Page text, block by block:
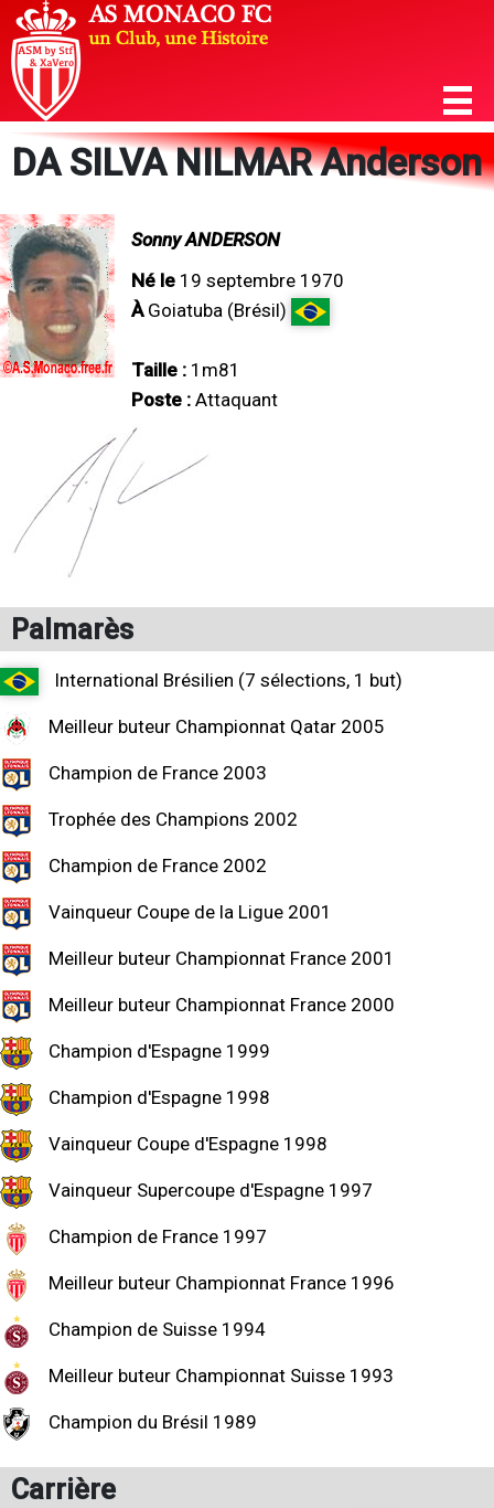
DA SILVA NILMAR Anderson
Sonny ANDERSON
Né le 19 septembre 1970
ÀGoiatuba (Brésil)
Taille : 1m81
Poste : Attaquant
Palmarès
International Brésilien (7 sélections, 1 but)
Meilleur buteur Championnat Qatar 2005
Champion de France 2003
Trophée des Champions 2002
Champion de France 2002
Vainqueur Coupe de la Ligue 2001
Meilleur buteur Championnat France 2001
Meilleur buteur Championnat France 2000
Champion d'Espagne 1999
Champion d'Espagne 1998
Vainqueur Coupe d'Espagne 1998
Vainqueur Supercoupe d'Espagne 1997
Champion de France 1997
Meilleur buteur Championnat France 1996
Champion de Suisse 1994
Meilleur buteur Championnat Suisse 1993
Champion du Brésil 1989
Carrière